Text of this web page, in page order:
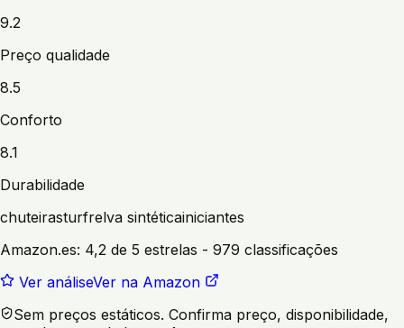
9.2
Preço qualidade
8.5
Conforto
8.1
Durabilidade
chuteirasturfrelva sintéticainiciantes
Amazon.es: 4,2 de 5 estrelas - 979 classificações
Ver análiseVer na Amazon
Sem preços estáticos. Confirma preço, disponibilidade,